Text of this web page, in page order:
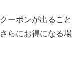
ーポンが出ること
らにお得になる場